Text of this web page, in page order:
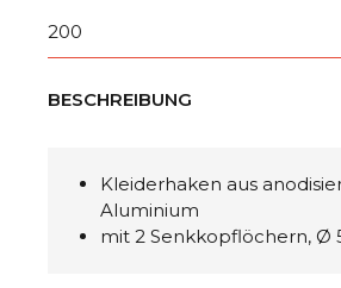
200
BESCHREIBUNG
Kleiderhaken aus
Aluminium
mit 2 Senkkopflöchern, Ø